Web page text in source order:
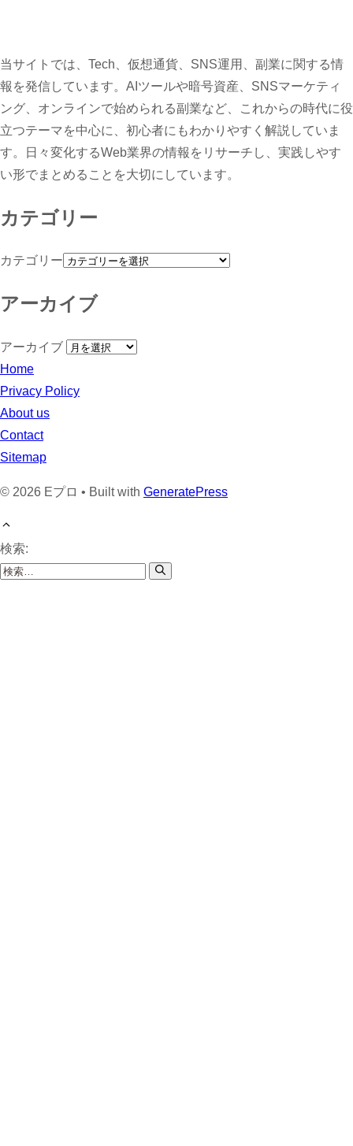
当サイトでは、Tech、仮想通貨、SNS運用、副業に関する情
報を発信しています。AIツールや暗号資産、SNSマーケティ
ング、オンラインで始められる副業など、これからの時代に役
立つテーマを中心に、初心者にもわかりやすく解説していま
す。日々変化するWeb業界の情報をリサーチし、実践しやす
い形でまとめることを大切にしています。
カテゴリー
カテゴリー
アーカイブ
アーカイブ
Home
Privacy Policy
About us
Contact
Sitemap
© 2026 Eプロ • Built with GeneratePress
検索: